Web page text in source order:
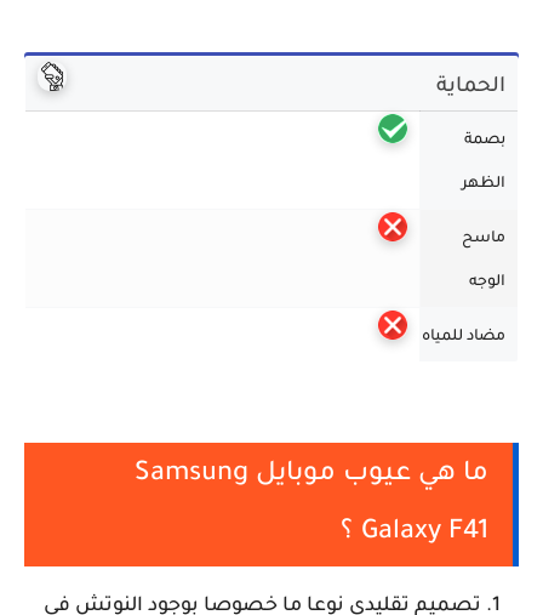
الحماية
بصمة
الظهر
ماسح
الوجه
مضاد للمياه
ما هي عيوب موبايل Samsung
Galaxy F41 ؟
تصميم تقليدي نوعا ما خصوصا بوجود النوتش في